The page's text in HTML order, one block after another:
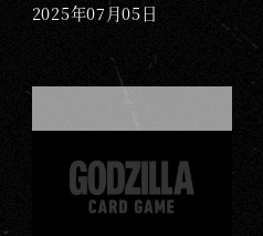
2025年07月05日